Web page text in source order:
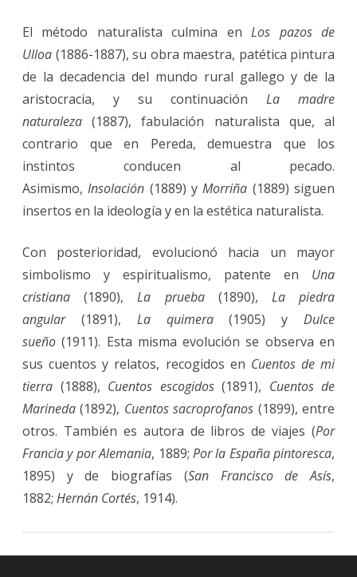
El método naturalista culmina enLos pazos de
Ulloa (1886-1887), su obra maestra, patética pintura
de la decadencia del mundo rural gallego y de la
aristocracia, y su continuación La madre
naturaleza (1887), fabulación naturalista que, al
contrario que en Pereda, demuestra que los
instintos conducen al pecado.
Asimismo,Insolación (1889) yMorriña (1889) siguen
insertos en la ideología y en la estética naturalista.
Con posterioridad, evolucionó hacia un mayor
simbolismo y espiritualismo, patente en Una
cristiana (1890),La prueba(1890), La piedra
angular(1891), La quimera(1905) yDulce
sueño (1911). Esta misma evolución se observa en
sus cuentos y relatos, recogidos en Cuentos de mi
tierra (1888), Cuentos escogidos(1891), Cuentos de
Marineda (1892), Cuentos sacroprofanos (1899), entre
otros. También es autora de libros de viajes (Por
Francia y por Alemania, 1889; Por la España pintoresca,
1895) y de biografías (San Francisco de Asís,
1882; Hernán Cortés, 1914).